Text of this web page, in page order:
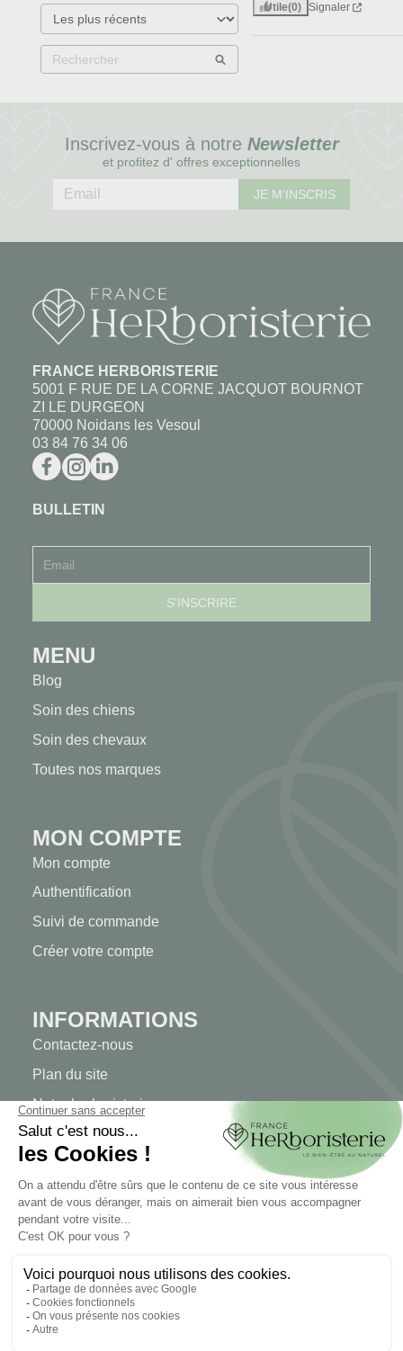
Utile(0) Signaler
Inscrivez-vous à notre Newsletter
et profitez d' offres exceptionnelles
JE M'INSCRIS
FRANCE HERBORISTERIE
5001 F RUE DE LA CORNE JACQUOT BOURNOT
ZI LE DURGEON
70000 Noidans les Vesoul
03 84 76 34 06
BULLETIN
MENU
Blog
Soin des chiens
Soin des chevaux
Toutes nos marques
MON COMPTE
Mon compte
Authentification
Suivi de commande
Créer votre compte
INFORMATIONS
Contactez-nous
Plan du site
Notre herboristerie
Livraison
Paiement sécurisé
MENTIONS LÉGALES
Conditions générales de vente